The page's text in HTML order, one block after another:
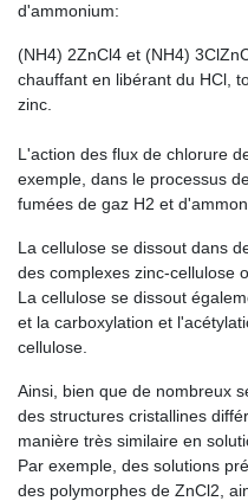
d'ammonium:
(NH4) 2ZnCl4 et (NH4)
chauffant en libérant du HCl,
zinc.
L'action des flux de chlorure
exemple, dans le processus
fumées de gaz H2 et
La cellulose se dissout dans
des complexes zinc-cellulose
La cellulose se dissout
et la carboxylation et
cellulose.
Ainsi, bien que de nombreux
des structures cristallines
manière très similaire en
Par exemple, des solutions
des polymorphes de ZnCl2,